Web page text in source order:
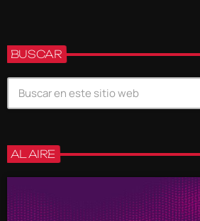
BUSCAR
AL AIRE